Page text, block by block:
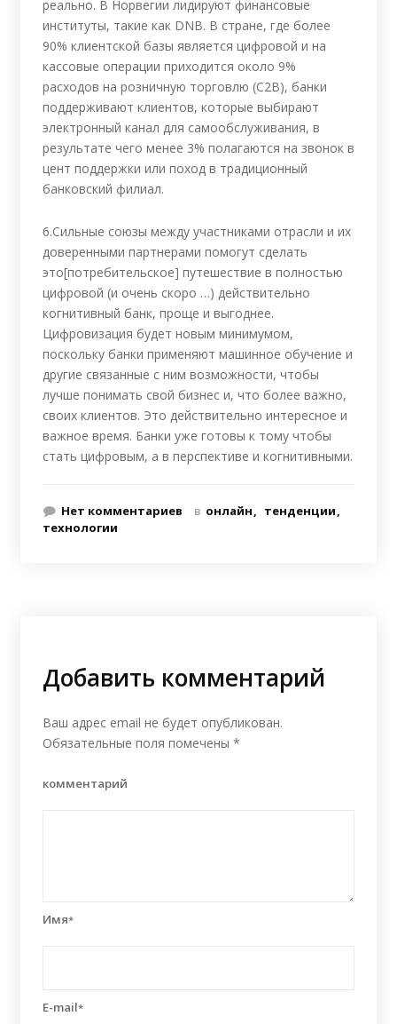
реально. В Норвегии лидируют финансовые
институты, такие как DNB. В стране, где более
90% клиентской базы является цифровой и на
кассовые операции приходится около 9%
расходов на розничную торговлю (C2B), банки
поддерживают клиентов, которые выбирают
электронный канал для самообслуживания, в
результате чего менее 3% полагаются на звонок в
цент поддержки или поход в традиционный
банковский филиал.
6.Сильные союзы между участниками отрасли и их
доверенными партнерами помогут сделать
это[потребительское] путешествие в полностью
цифровой (и очень скоро …) действительно
когнитивный банк, проще и выгоднее.
Цифровизация будет новым минимумом,
поскольку банки применяют машинное обучение и
другие связанные с ним возможности, чтобы
лучше понимать свой бизнес и, что более важно,
своих клиентов. Это действительно интересное и
важное время. Банки уже готовы к тому чтобы
стать цифровым, а в перспективе и когнитивными.
Нет комментариев в онлайн
тенденции
технологии
Добавить комментарий
Ваш адрес email не будет опубликован.
Обязательные поля помечены *
комментарий
Имя*
E-mail*